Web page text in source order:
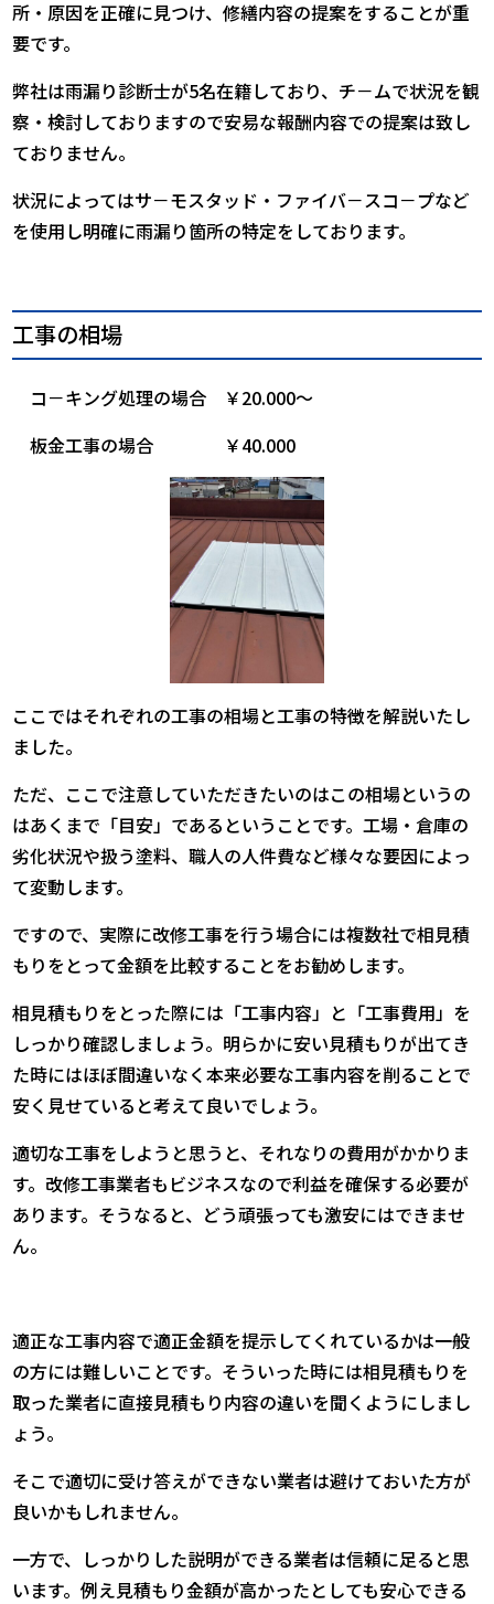
所・原因を正確に見つけ、修繕内容の提案をすることが重
要です。
弊社は雨漏り診断士が5名在籍しており、チ－ムで状況を観
察・検討しておりますので安易な報酬内容での提案は致し
ておりません。
状況によってはサ－モスタッド・ファイバ－スコ－プなど
を使用し明確に雨漏り箇所の特定をしております。
工事の相場
コ－キング処理の場合 ￥20.000～
板金工事の場合 ￥40.000
ここではそれぞれの工事の相場と工事の特徴を解説いたし
ました。
ただ、ここで注意していただきたいのはこの相場というの
はあくまで「目安」であるということです。工場・倉庫の
劣化状況や扱う塗料、職人の人件費など様々な要因によっ
て変動します。
ですので、実際に改修工事を行う場合には複数社で相見積
もりをとって金額を比較することをお勧めします。
相見積もりをとった際には「工事内容」と「工事費用」を
しっかり確認しましょう。明らかに安い見積もりが出てき
た時にはほぼ間違いなく本来必要な工事内容を削ることで
安く見せていると考えて良いでしょう。
適切な工事をしようと思うと、それなりの費用がかかりま
す。改修工事業者もビジネスなので利益を確保する必要が
あります。そうなると、どう頑張っても激安にはできませ
ん。
適正な工事内容で適正金額を提示してくれているかは一般
の方には難しいことです。そういった時には相見積もりを
取った業者に直接見積もり内容の違いを聞くようにしまし
ょう。
そこで適切に受け答えができない業者は避けておいた方が
良いかもしれません。
一方で、しっかりした説明ができる業者は信頼に足ると思
います。例え見積もり金額が高かったとしても安心できる